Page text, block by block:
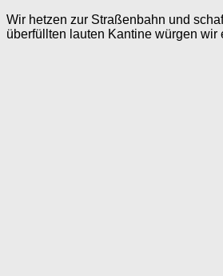
Wir hetzen zur Straßenbahn und
überfüllten lauten Kantine würgen wir